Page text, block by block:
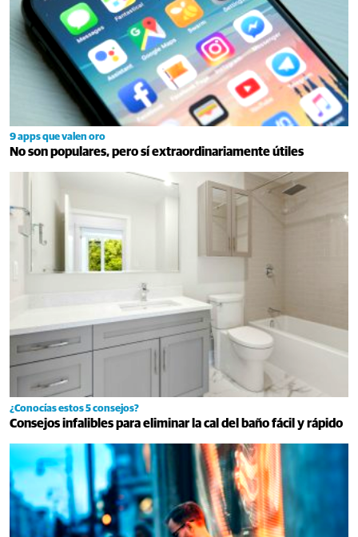
9 apps que valen oro
No son populares, pero sí extraordinariamente útiles
¿Conocías estos 5 consejos?
Consejos infalibles para eliminar la cal del baño fácil y rápido